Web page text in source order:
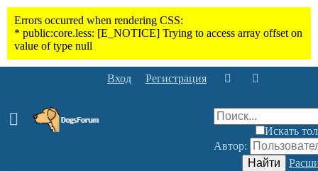
Вход Регистрация
Искать
Автор:
Найти